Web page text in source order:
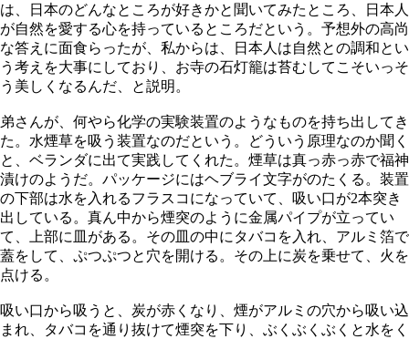
は、日本のどんなところが好きかと聞いてみたところ、日本人
が自然を愛する心を持っているところだという。予想外の高尚
な答えに面食らったが、私からは、日本人は自然との調和とい
う考えを大事にしており、お寺の石灯籠は苔むしてこそいっそ
う美しくなるんだ、と説明。
弟さんが、何やら化学の実験装置のようなものを持ち出してき
た。水煙草を吸う装置なのだという。どういう原理なのか聞く
と、ベランダに出て実践してくれた。煙草は真っ赤っ赤で福神
漬けのようだ。パッケージにはヘブライ文字がのたくる。装置
の下部は水を入れるフラスコになっていて、吸い口が2本突き
出している。真ん中から煙突のように金属パイプが立ってい
て、上部に皿がある。その皿の中にタバコを入れ、アルミ箔で
蓋をして、ぷつぷつと穴を開ける。その上に炭を乗せて、火を
点ける。
吸い口から吸うと、炭が赤くなり、煙がアルミの穴から吸い込
まれ、タバコを通り抜けて煙突を下り、ぶくぶくぶくと水をく